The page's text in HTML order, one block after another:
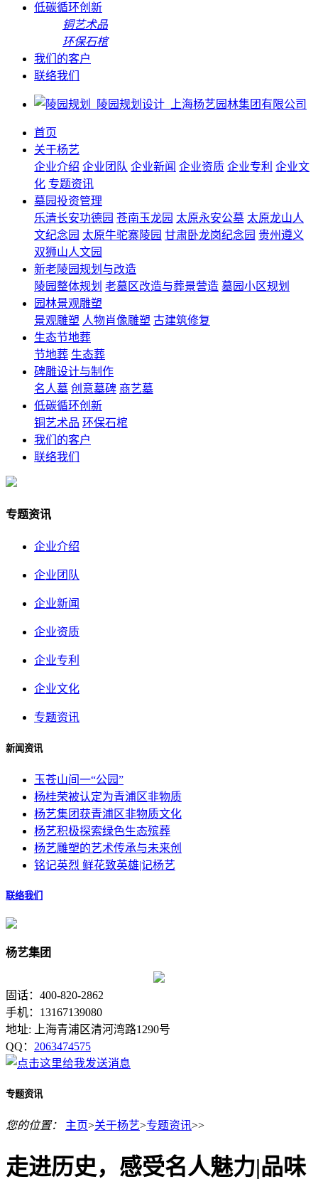
低碳循环创新
铜艺术品
环保石棺
我们的客户
联络我们
首页
关于杨艺
企业介绍 企业团队 企业新闻 企业资质 企业专利 企业文
化 专题资讯
墓园投资管理
乐清长安功德园 苍南玉龙园 太原永安公墓 太原龙山人
文纪念园 太原牛驼寨陵园 甘肃卧龙岗纪念园 贵州遵义
双狮山人文园
新老陵园规划与改造
陵园整体规划 老墓区改造与葬景营造 墓园小区规划
园林景观雕塑
景观雕塑 人物肖像雕塑 古建筑修复
生态节地葬
节地葬 生态葬
碑雕设计与制作
名人墓 创意墓碑 商艺墓
低碳循环创新
铜艺术品 环保石棺
我们的客户
联络我们
专题资讯
企业介绍
企业团队
企业新闻
企业资质
企业专利
企业文化
专题资讯
新闻资讯
玉苍山间一“公园”
杨桂荣被认定为青浦区非物质
杨艺集团获青浦区非物质文化
杨艺积极探索绿色生态殡葬
杨艺雕塑的艺术传承与未来创
铭记英烈 鲜花致英雄|记杨艺
联络我们
杨艺集团
固话：400-820-2862
手机：13167139080
地址: 上海青浦区清河湾路1290号
QQ： 2063474575
专题资讯
您的位置： 主页>关于杨艺>专题资讯>>
走进历史，感受名人魅力|品味